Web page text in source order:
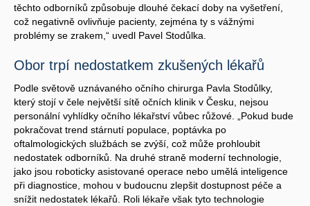
těchto odborníků způsobuje dlouhé čekací doby na vyšetření,
což negativně ovlivňuje pacienty, zejména ty s vážnými
problémy se zrakem,“ uvedl Pavel Stodůlka.
Obor trpí nedostatkem zkušených lékařů
Podle světově uznávaného očního chirurga Pavla Stodůlky,
který stojí v čele největší sítě očních klinik v Česku, nejsou
personální vyhlídky očního lékařství vůbec růžové. „Pokud bude
pokračovat trend stárnutí populace, poptávka po
oftalmologických službách se zvýší, což může prohloubit
nedostatek odborníků. Na druhé straně moderní technologie,
jako jsou roboticky asistované operace nebo umělá inteligence
při diagnostice, mohou v budoucnu zlepšit dostupnost péče a
snížit nedostatek lékařů. Roli lékaře však tyto technologie